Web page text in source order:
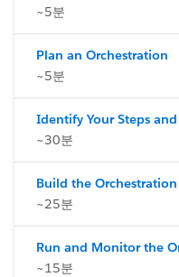
~5분
Plan an Orchestration
~5분
Identify Your Steps
~30분
Build the Orchestration
~25분
Run and Monitor the
~15분